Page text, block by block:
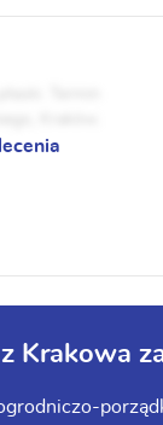
Krakowa